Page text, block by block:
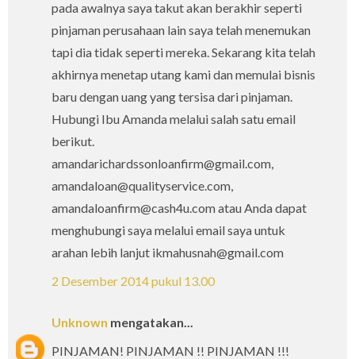
pada awalnya saya takut akan berakhir seperti
pinjaman perusahaan lain saya telah menemukan
tapi dia tidak seperti mereka. Sekarang kita telah
akhirnya menetap utang kami dan memulai bisnis
baru dengan uang yang tersisa dari pinjaman.
Hubungi Ibu Amanda melalui salah satu email
berikut.
amandarichardssonloanfirm@gmail.com,
amandaloan@qualityservice.com,
amandaloanfirm@cash4u.com atau Anda dapat
menghubungi saya melalui email saya untuk
arahan lebih lanjut ikmahusnah@gmail.com
2 Desember 2014 pukul 13.00
Unknown mengatakan...
PINJAMAN! PINJAMAN !! PINJAMAN !!!